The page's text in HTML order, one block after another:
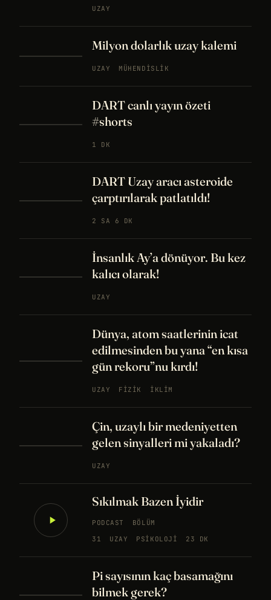
UZAY
Milyon dolarlık uzay kalemi
UZAY MÜHENDISLIK
DART canlı yayın özeti
#shorts
1 DK
DART Uzay aracı asteroide
çarptırılarak patlatıldı!
2 SA 6 DK
İnsanlık Ay’a dönüyor. Bu kez
kalıcı olarak!
UZAY
Dünya, atom saatlerinin icat
edilmesinden bu yana “en kısa
gün rekoru”nu kırdı!
UZAY FIZIK İKLIM
Çin, uzaylı bir medeniyetten
gelen sinyalleri mi yakaladı?
UZAY
Sıkılmak Bazen İyidir
PODCAST
BÖLÜM
31
UZAY PSIKOLOJI 23 DK
Pi sayısının kaç basamağını
bilmek gerek?